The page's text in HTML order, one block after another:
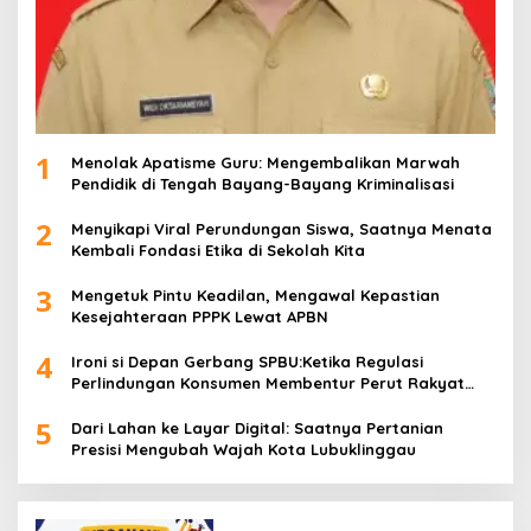
1
Menolak Apatisme Guru: Mengembalikan Marwah
Pendidik di Tengah Bayang-Bayang Kriminalisasi
2
Menyikapi Viral Perundungan Siswa, Saatnya Menata
Kembali Fondasi Etika di Sekolah Kita
3
Mengetuk Pintu Keadilan, Mengawal Kepastian
Kesejahteraan PPPK Lewat APBN
4
Ironi si Depan Gerbang SPBU:Ketika Regulasi
Perlindungan Konsumen Membentur Perut Rakyat
5
Dari Lahan ke Layar Digital: Saatnya Pertanian
Presisi Mengubah Wajah Kota Lubuklinggau